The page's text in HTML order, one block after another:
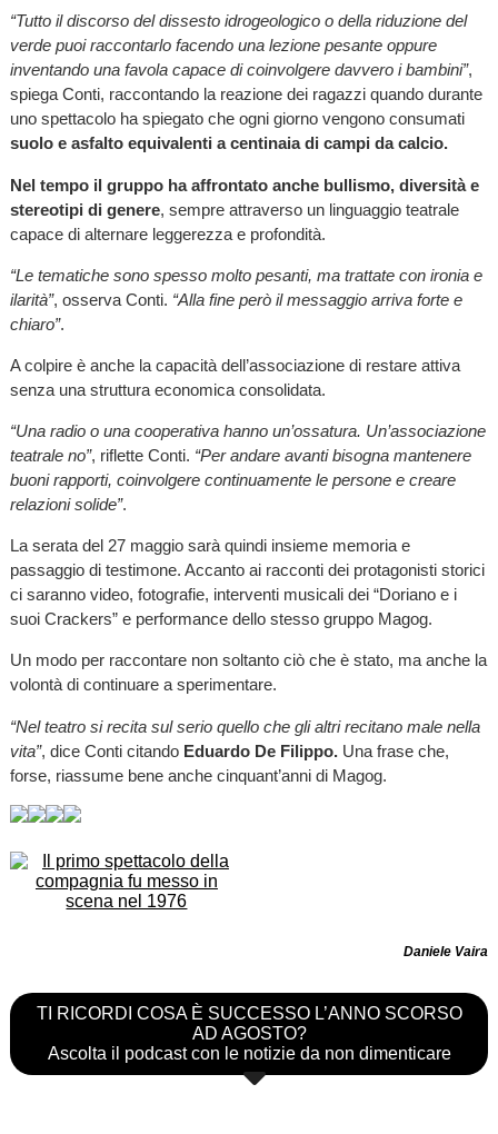
“Tutto il discorso del dissesto idrogeologico o della riduzione del
verde puoi raccontarlo facendo una lezione pesante oppure
inventando una favola capace di coinvolgere davvero i bambini”,
spiega Conti, raccontando la reazione dei ragazzi quando durante
uno spettacolo ha spiegato che ogni giorno vengono consumati
suolo e asfalto equivalenti a centinaia di campi da calcio.
Nel tempo il gruppo ha affrontato anche bullismo, diversità e
stereotipi di genere, sempre attraverso un linguaggio teatrale
capace di alternare leggerezza e profondità.
“Le tematiche sono spesso molto pesanti, ma trattate con ironia e
ilarità”, osserva Conti. “Alla fine però il messaggio arriva forte e
chiaro”.
A colpire è anche la capacità dell’associazione di restare attiva
senza una struttura economica consolidata.
“Una radio o una cooperativa hanno un’ossatura. Un’associazione
teatrale no”, riflette Conti. “Per andare avanti bisogna mantenere
buoni rapporti, coinvolgere continuamente le persone e creare
relazioni solide”.
La serata del 27 maggio sarà quindi insieme memoria e
passaggio di testimone. Accanto ai racconti dei protagonisti storici
ci saranno video, fotografie, interventi musicali dei “Doriano e i
suoi Crackers” e performance dello stesso gruppo Magog.
Un modo per raccontare non soltanto ciò che è stato, ma anche la
volontà di continuare a sperimentare.
“Nel teatro si recita sul serio quello che gli altri recitano male nella
vita”, dice Conti citando Eduardo De Filippo.Una frase che,
forse, riassume bene anche cinquant’anni di Magog.
Daniele Vaira
TI RICORDI COSA È SUCCESSO L’ANNO SCORSO
AD AGOSTO?
Ascolta il podcast con le notizie da non dimenticare